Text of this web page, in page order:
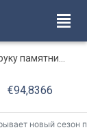
в Сосновом Бору
€94,8366
премьерой спектакля «1881»